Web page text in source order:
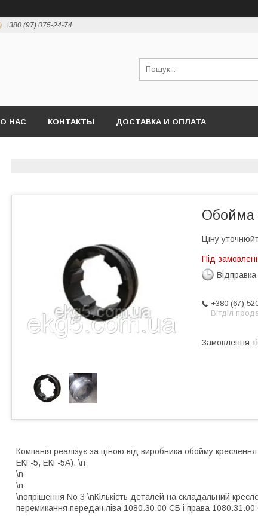
+380 (97) 075-24-74
О НАС КОНТАКТЫ ДОСТАВКА И ОПЛАТА
Обойма
Ціну
Під
+380 (67)
Вітділ
Замовлення
Компанія реалізує за ціною від виробника обойму
ЕКГ-5, ЕКГ-5А). \n
\n
\n
\nопрішення No 3 \nКількість деталей на складальний
перемикання передач ліва 1080.30.00 СБ і права